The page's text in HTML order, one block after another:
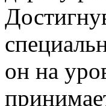
он на